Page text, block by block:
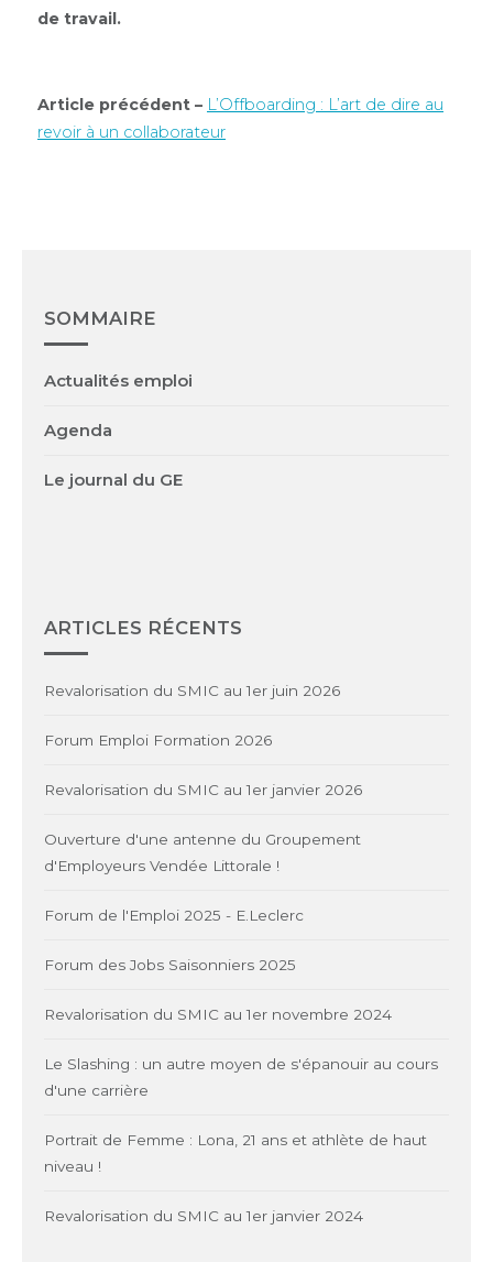
de travail.
Article précédent – L’Offboarding : L’art de dire au
revoir à un collaborateur
SOMMAIRE
Actualités emploi
Agenda
Le journal du GE
ARTICLES RÉCENTS
Revalorisation du SMIC au 1er juin 2026
Forum Emploi Formation 2026
Revalorisation du SMIC au 1er janvier 2026
Ouverture d'une antenne du Groupement
d'Employeurs Vendée Littorale !
Forum de l'Emploi 2025 - E.Leclerc
Forum des Jobs Saisonniers 2025
Revalorisation du SMIC au 1er novembre 2024
Le Slashing : un autre moyen de s'épanouir au cours
d'une carrière
Portrait de Femme : Lona, 21 ans et athlète de haut
niveau !
Revalorisation du SMIC au 1er janvier 2024